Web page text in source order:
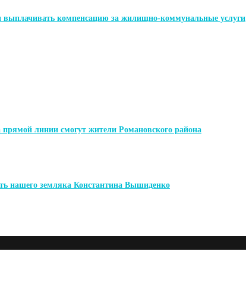
компенсацию за жилищно-коммунальные услуги
прямой линии смогут жители Романовского района
нашего земляка Константина Вышиденко